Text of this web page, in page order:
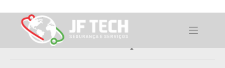
para
conteúdoComo: resolver problemas com a
central de comando do portão.